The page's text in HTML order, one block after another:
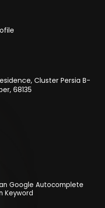
Cluster Persia B-
68135
Google Autocomplete
Keyword